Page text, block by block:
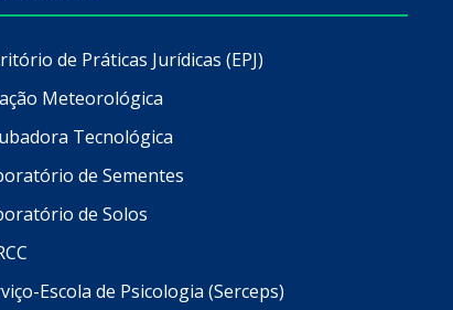
de Práticas Jurídicas (EPJ)
Meteorológica
Tecnológica
de Sementes
de Solos
Escola de Psicologia (Serceps)